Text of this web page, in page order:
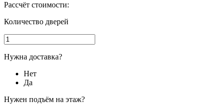
Рассчёт стоимости:
Количество дверей
Нужна доставка?
Нет
Да
Нужен подъём на этаж?